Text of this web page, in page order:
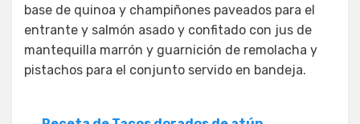
base de quinoa y champiñones paveados para el
entrante y salmón asado y confitado con jus de
mantequilla marrón y guarnición de remolacha y
pistachos para el conjunto servido en bandeja.